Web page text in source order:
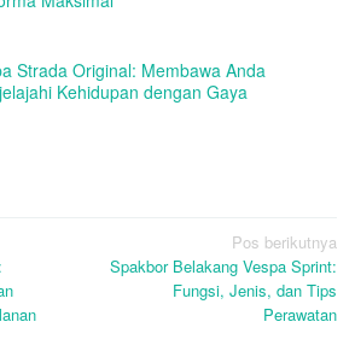
Strada Original: Membawa Anda
Kehidupan dengan Gaya
Pos berikutnya
Spakbor Belakang Vespa Sprint:
Fungsi, Jenis, dan Tips
Perawatan